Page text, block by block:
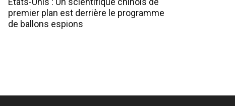
premier plan est derrière le programme
de ballons espions